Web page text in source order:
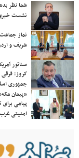
شما نظر
نشست
نماز
شریف و
سناتور
کروز: فرقی
جمهوری
«پیمان
پیامی برای
امنیتی غرب